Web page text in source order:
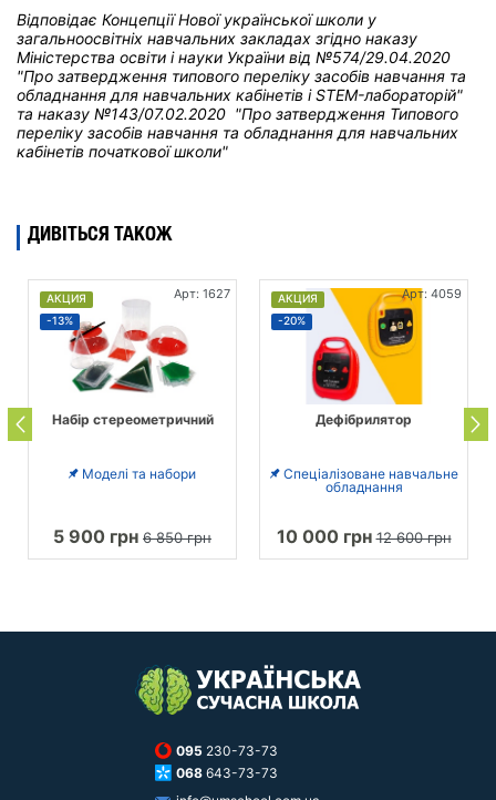
Відповідає Концепції Нової української школи у
загальноосвітніх навчальних закладах згідно наказу
Міністерства освіти і науки України від №574/29.04.2020
"Про затвердження типового переліку засобів навчання та
обладнання для навчальних кабінетів і STEM-лабораторій"
та наказу №143/07.02.2020 "Про затвердження Типового
переліку засобів навчання та обладнання для навчальних
кабінетів початкової школи"
ДИВІТЬСЯ ТАКОЖ
АКЦИЯ
-13%
Арт: 1627
Набір стереометричний
Моделі та набори
5 900 грн 6 850 грн
АКЦИЯ
-20%
Арт: 4059
Дефібрилятор
Спеціалізоване навчальне
обладнання
10 000 грн12 600 грн
095 230-73-73
068 643-73-73